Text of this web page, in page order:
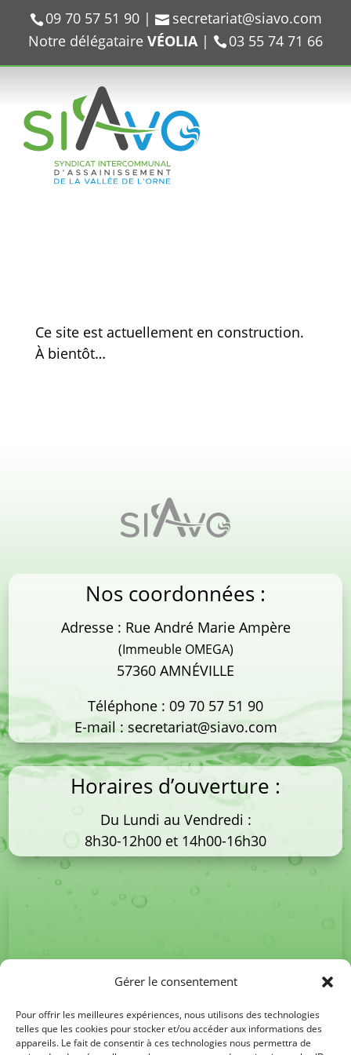
Gérer le consentement
Pour offrir les meilleures expériences, nous utilisons des technologies
telles que les cookies pour stocker et/ou accéder aux informations des
appareils. Le fait de consentir à ces technologies nous permettra de
09 70 57 51 90|
secretariat@siavo.com
Notre délégataire VÉOLIA | 03 55 74 71 66
Ce site est actuellement en construction.
À bientôt…
Nos coordonnées :
Adresse : Rue André Marie Ampère
(Immeuble OMEGA)
57360 AMNÉVILLE
Téléphone : 09 70 57 51 90
E-mail : secretariat@siavo.com
Horaires d’ouverture :
Du Lundi au Vendredi :
8h30-12h00 et 14h00-16h30